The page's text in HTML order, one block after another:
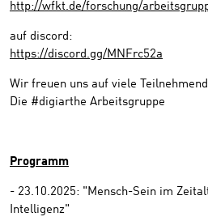
http://wfkt.de/forschung/
auf discord:
https://discord.gg/MNFrc52a
Wir freuen uns auf viele
Die #digiarthe Arbeitsgruppe
Programm
- 23.10.2025: "Mensch-Sein im
Intelligenz"